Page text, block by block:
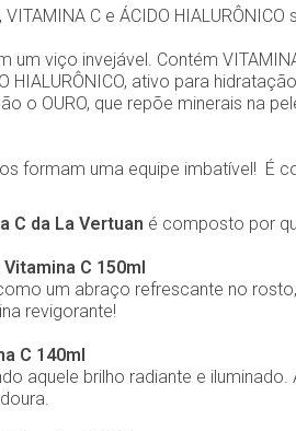
C e ÁCIDO
um viço invejável. Contém
HIALURÔNICO, ativo para
o OURO, que repõe minerais na
formam uma equipe imbatível! É
C da La Vertuan é composto por
C 150ml
um abraço refrescante no
revigorante!
C 140ml
aquele brilho radiante e